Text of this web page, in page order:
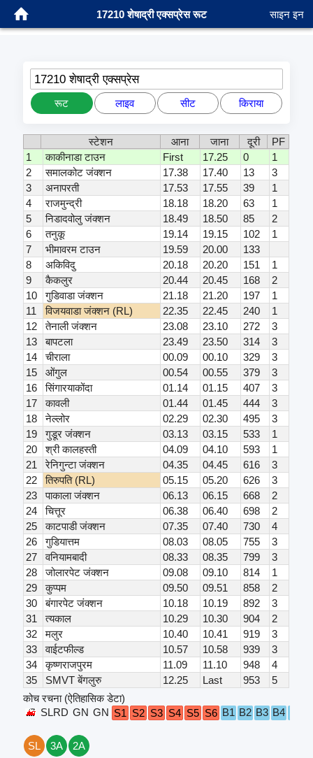
17210 शेषाद्री एक्सप्रेस रूट साइन इन
17210 शेषाद्री एक्सप्रेस
रूट लाइव सीट किराया
स्टेशन आना जाना दूरी
PF
1
काकीनाडा टाउन First 17.25 0
1
2
समालकोट जंक्शन 17.38 17.40 13
3
3
अनापरती 17.53 17.55 39
1
4
राजमुन्द्री 18.18 18.20 63
1
5
निडादवोलु जंक्शन 18.49 18.50 85
2
6
तनुकू 19.14 19.15 102
1
7
भीमावरम टाउन 19.59 20.00
133
8
अकिविदु 20.18 20.20 151
1
9
कैकलुर 20.44 20.45 168
2
10
गुडिवाडा जंक्शन 21.18 21.20 197
1
11
विजयवाडा जंक्शन (RL) 22.35 22.45 240
1
12
तेनाली जंक्शन 23.08 23.10 272
3
13
बापटला 23.49 23.50 314
3
14
चीराला 00.09 00.10 329
3
15
ओंगुल 00.54 00.55 379
3
16
सिंगारयाकोंदा 01.14 01.15 407
3
17
कावली 01.44 01.45 444
3
18
नेल्लोर 02.29 02.30 495
3
19
गुडूर जंक्शन 03.13 03.15 533
1
20
श्री कालहस्ती 04.09 04.10 593
1
21
रेनिगुन्टा जंक्शन 04.35 04.45 616
3
22
तिरुपति (RL) 05.15 05.20 626
3
23
पाकाला जंक्शन 06.13 06.15 668
2
24
चित्तूर 06.38 06.40 698
2
25
काटपाडी जंक्शन 07.35 07.40 730
4
26
गुडियात्तम 08.03 08.05 755
3
27
वनियामबादी 08.33 08.35 799
3
28
जोलारपेट जंक्शन 09.08 09.10 814
1
29
कुप्पम 09.50 09.51 858
2
30
बंगारपेट जंक्शन 10.18 10.19 892
3
31
त्यकाल 10.29 10.30 904
2
32
मलुर 10.40 10.41 919
3
33
वाईटफील्ड 10.57 10.58 939
3
34
कृष्णराजपुरम 11.09 11.10 948
4
35
SMVT बेंगलुरु 12.25 Last 953
5
कोच रचना (ऐतिहासिक डेटा)
SLRD GN GN S1 S2 S3 S4 S5 S6 B1 B2 B3 B4
SL 3A
2A